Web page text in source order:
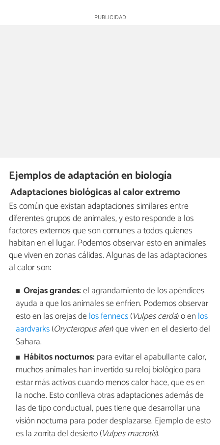
Ejemplos de adaptación en biología
Adaptaciones biológicas al calor extremo
Es común que existan adaptaciones similares entre
diferentes grupos de animales, y esto responde a los
factores externos que son comunes a todos quienes
habitan en el lugar. Podemos observar esto en animales
que viven en zonas cálidas. Algunas de las adaptaciones
al calor son:
Orejas grandes: el agrandamiento de los apéndices
ayuda a que los animales se enfríen. Podemos observar
esto en las orejas de los fennecs(Vulpes cerda) o en los
aardvarks(Orycteropus afer) que viven en el desierto del
Sahara.
Hábitos nocturnos: para evitar el apabullante calor,
muchos animales han invertido su reloj biológico para
estar más activos cuando menos calor hace, que es en
la noche. Esto conlleva otras adaptaciones además de
las de tipo conductual, pues tiene que desarrollar una
visión nocturna para poder desplazarse. Ejemplo de esto
es la zorrita del desierto (Vulpes macrotis).